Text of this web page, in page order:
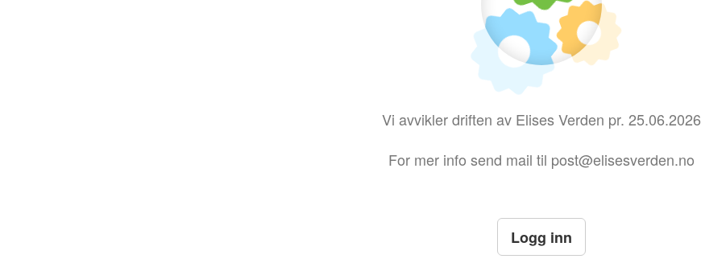
Vi avvikler driften av Elises Verden pr. 25.06.2026
For mer info send mail til post@elisesverden.no
Logg inn